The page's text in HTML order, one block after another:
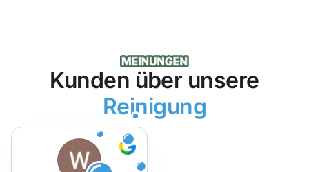
Kunden über unsere
Reinigung